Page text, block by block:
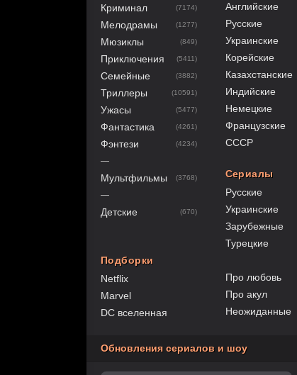
Криминал (7174)
Мелодрамы (1277)
Мюзиклы (849)
Приключения (5411)
Семейные (3882)
Триллеры (10591)
Ужасы (5477)
Фантастика (4261)
Фэнтези (4234)
—
Мультфильмы (3768)
—
Детские (670)
Подборки
Netflix
Marvel
DC вселенная
Английские
Русские
Украинские
Корейские
Казахстанские
Индийские
Немецкие
Французские
СССР
Сериалы
Русские
Украинские
Зарубежные
Турецкие
Про любовь
Про акул
Неожиданные
Обновления сериалов и шоу